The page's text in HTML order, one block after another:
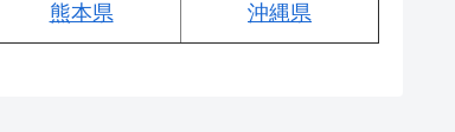
熊本県 沖縄県